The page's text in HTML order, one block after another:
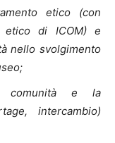
etico (con
etico di ICOM) e
nello svolgimento
comunità e la
intercambio)